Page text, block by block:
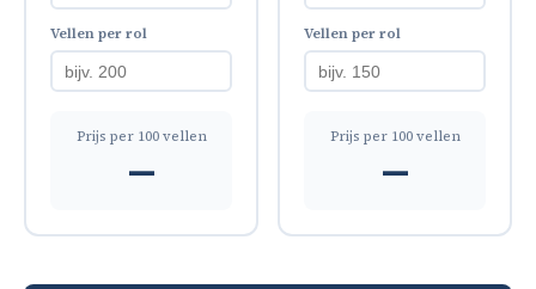
Vellen per rol
Prijs per 100 vellen
—
Vellen per rol
Prijs per 100 vellen
—